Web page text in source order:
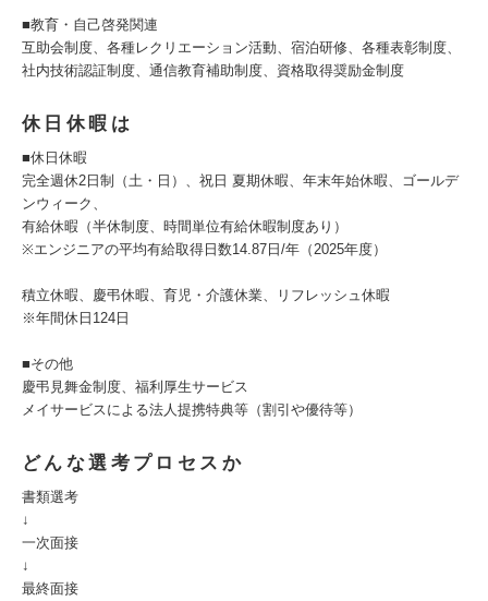
■教育・自己啓発関連
互助会制度、各種レクリエーション活動、宿泊研修、各種表彰制度、
社内技術認証制度、通信教育補助制度、資格取得奨励金制度
休日休暇は
■休日休暇
完全週休2日制（土・日）、祝日 夏期休暇、年末年始休暇、ゴールデ
ンウィーク、
有給休暇（半休制度、時間単位有給休暇制度あり）
※エンジニアの平均有給取得日数14.87日/年（2025年度）
積立休暇、慶弔休暇、育児・介護休業、リフレッシュ休暇
※年間休日124日
■その他
慶弔見舞金制度、福利厚生サービス
メイサービスによる法人提携特典等（割引や優待等）
どんな選考プロセスか
書類選考
↓
一次面接
↓
最終面接